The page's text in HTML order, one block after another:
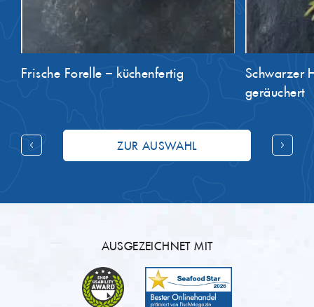
Frische Forelle – küchenfertig
Schwarzer
geräuchert
ZUR AUSWAHL
AUSGEZEICHNET MIT